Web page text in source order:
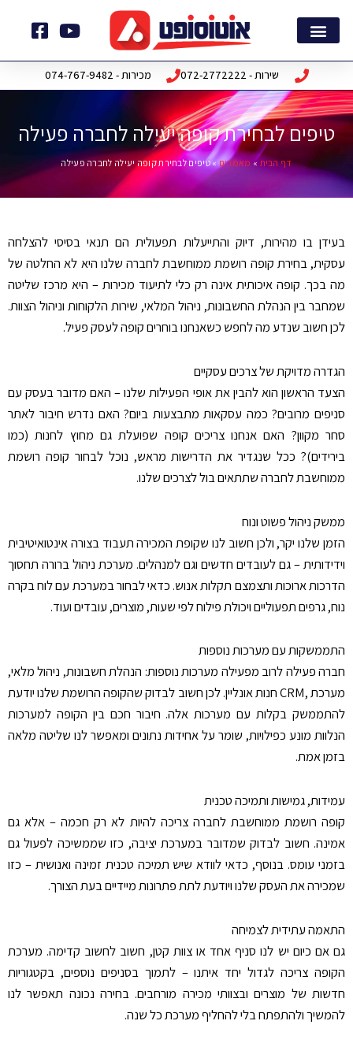
שירות - 072-2772222 מכירות - 074-767-9482
טיפים לבחירת קופה יעילה לחברה פעילה
דף הבית » מאמרים»טיפים לבחירת קופה יעילה לחברה פעילה
בעידן בו מהירות, דיוק והתייעלות תפעולית הם תנאי בסיסי להצלחה
עסקית, בחירת קופה רושמת ממוחשבת לחברה שלנו היא לא החלטה של
מה בכך. קופה איכותית אינה רק כלי לתיעוד מכירות – היא מרכז שליטה
שמחבר בין הנהלת החשבונות, ניהול המלאי, שירות הלקוחות וניהול הצוות.
לכן חשוב שנדע מה לחפש כשאנחנו בוחרים קופה לעסק פעיל.
הגדרה מדויקת של צרכים עסקיים
הצעד הראשון הוא להבין את אופי הפעילות שלנו – האם מדובר בעסק עם
סניפים מרובים? כמה עסקאות מתבצעות ביום? האם נדרש חיבור לאתר
סחר מקוון? האם אנחנו צריכים קופה שפועלת גם מחוץ לחנות (כמו
בירידים)? ככל שנגדיר את הדרישות מראש, נוכל לבחור קופה רושמת
ממוחשבת לחברה שתתאים בול לצרכים שלנו.
ממשק ניהול פשוט ונוח
הזמן שלנו יקר, ולכן חשוב לנו שקופת המכירה תעבוד בצורה אינטואיטיבית
וידידותית – גם לעובדים חדשים וגם למנהלים. מערכת ניהול ברורה תחסוך
הדרכות ארוכות ותצמצם תקלות אנוש. כדאי לבחור במערכת עם לוח בקרה
נוח, גרפים תפעוליים ויכולת פילוח לפי שעות, מוצרים, עובדים ועוד.
התממשקות עם מערכות נוספות
חברה פעילה לרוב מפעילה מערכות נוספות: הנהלת חשבונות, ניהול מלאי,
מערכתCRM,חנות אונליין. לכן חשוב לבדוק שהקופה הרושמת שלנו יודעת
להתממשק בקלות עם מערכות אלה. חיבור חכם בין הקופה למערכות
הנלוות מונע כפילויות, שומר על אחידות נתונים ומאפשר לנו שליטה מלאה
בזמן אמת.
עמידות, גמישות ותמיכה טכנית
קופה רושמת ממוחשבת לחברה צריכה להיות לא רק חכמה – אלא גם
אמינה. חשוב לבדוק שמדובר במערכת יציבה, כזו שממשיכה לפעול גם
בזמני עומס. בנוסף, כדאי לוודא שיש תמיכה טכנית זמינה ואנושית – כזו
שמכירה את העסק שלנו ויודעת לתת פתרונות מיידיים בעת הצורך.
התאמה עתידית לצמיחה
גם אם כיום יש לנו סניף אחד או צוות קטן, חשוב לחשוב קדימה. מערכת
הקופה צריכה לגדול יחד איתנו – לתמוך בסניפים נוספים, בקטגוריות
חדשות של מוצרים ובצוותי מכירה מורחבים. בחירה נכונה תאפשר לנו
להמשיך ולהתפתח בלי להחליף מערכת כל שנה.